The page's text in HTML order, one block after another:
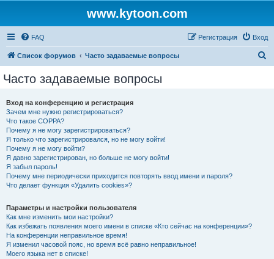
www.kytoon.com
FAQ Вход
Регистрация
Список форумов Часто задаваемые вопросы
Часто задаваемые вопросы
Вход на конференцию и регистрация
Зачем мне нужно регистрироваться?
Что такое COPPA?
Почему я не могу зарегистрироваться?
Я только что зарегистрировался, но не могу войти!
Почему я не могу войти?
Я давно зарегистрирован, но больше не могу войти!
Я забыл пароль!
Почему мне периодически приходится повторять ввод имени и пароля?
Что делает функция «Удалить cookies»?
Параметры и настройки пользователя
Как мне изменить мои настройки?
Как избежать появления моего имени в списке «Кто сейчас на конференции»?
На конференции неправильное время!
Я изменил часовой пояс, но время всё равно неправильное!
Моего языка нет в списке!